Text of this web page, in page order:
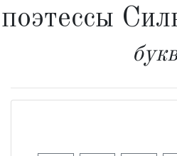
поэтессы
букв